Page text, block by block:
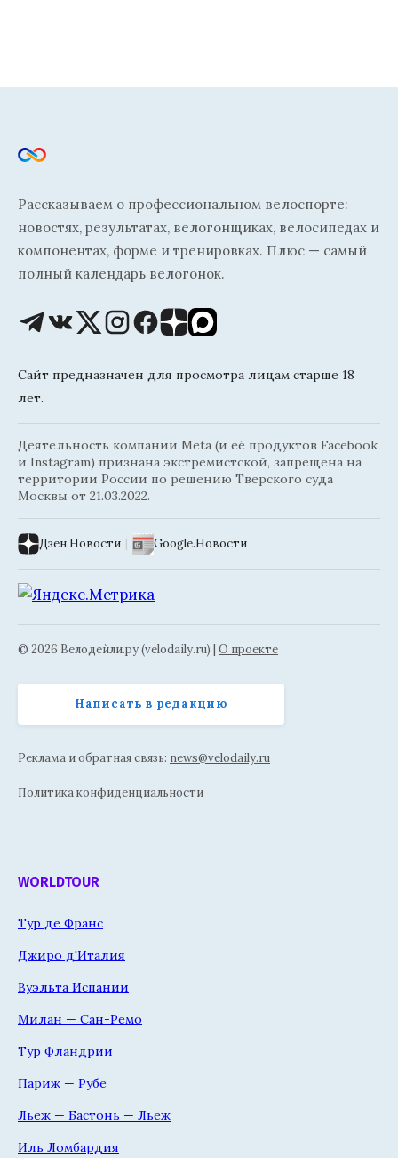
Рассказываем о профессиональном велоспорте:
новостях, результатах, велогонщиках, велосипедах и
компонентах, форме и тренировках. Плюс — самый
полный календарь велогонок.
Сайт предназначен для просмотра лицам старше 18
лет.
Деятельность компании Meta (и её продуктов Facebook
и Instagram) признана экстремистской, запрещена на
территории России по решению Тверского суда
Москвы от 21.03.2022.
Дзен.Новости | Google.Новости
© 2026 Велодейли.ру (velodaily.ru) | О проекте
Написать в редакцию
Реклама и обратная связь: news@velodaily.ru
Политика конфиденциальности
WORLDTOUR
Тур де Франс
Джиро д'Италия
Вуэльта Испании
Милан — Сан-Ремо
Тур Фландрии
Париж — Рубе
Льеж — Бастонь — Льеж
Иль Ломбардия